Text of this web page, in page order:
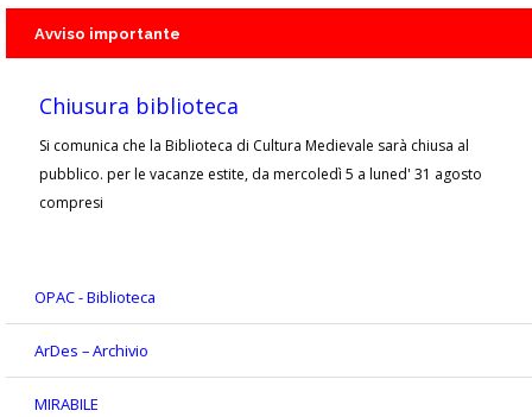
cercare
Avviso importante
Chiusura biblioteca
Si comunica che la Biblioteca di Cultura Medievale sarà chiusa al
pubblico. per le vacanze estite, da mercoledì 5 a luned' 31 agosto
compresi
OPAC - Biblioteca
ArDes – Archivio
MIRABILE